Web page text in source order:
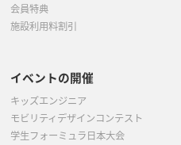
会員特典
施設利用料割引
イベントの開催
キッズエンジニア
モビリティデザインコンテスト
学生フォーミュラ日本大会